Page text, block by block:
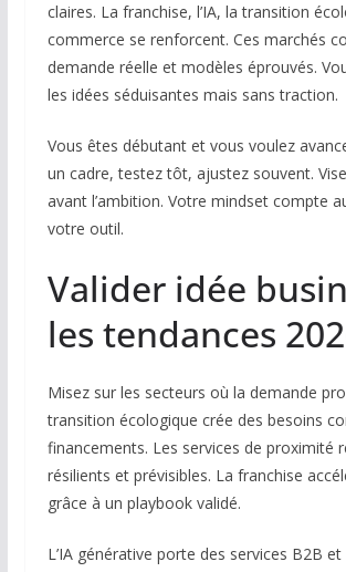
claires. La franchise, l’IA, la transition
commerce se renforcent. Ces marchés
demande réelle et modèles éprouvés.
les idées séduisantes mais sans traction.
Vous êtes débutant et vous voulez
un cadre, testez tôt, ajustez souvent.
avant l’ambition. Votre mindset compte
votre outil.
Valider idée
les tendances
Misez sur les secteurs où la demande
transition écologique crée des besoins
financements. Les services de proximité
résilients et prévisibles. La franchise
grâce à un playbook validé.
L’IA générative porte des services B2B et